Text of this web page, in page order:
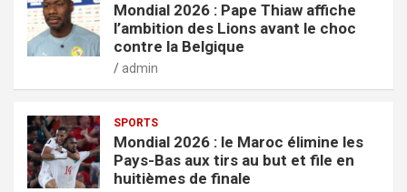
Mondial 2026 : Pape Thiaw affiche
l’ambition des Lions avant le choc
contre la Belgique
admin
SPORTS
Mondial 2026 : le Maroc élimine les
Pays-Bas aux tirs au but et file en
huitièmes de finale